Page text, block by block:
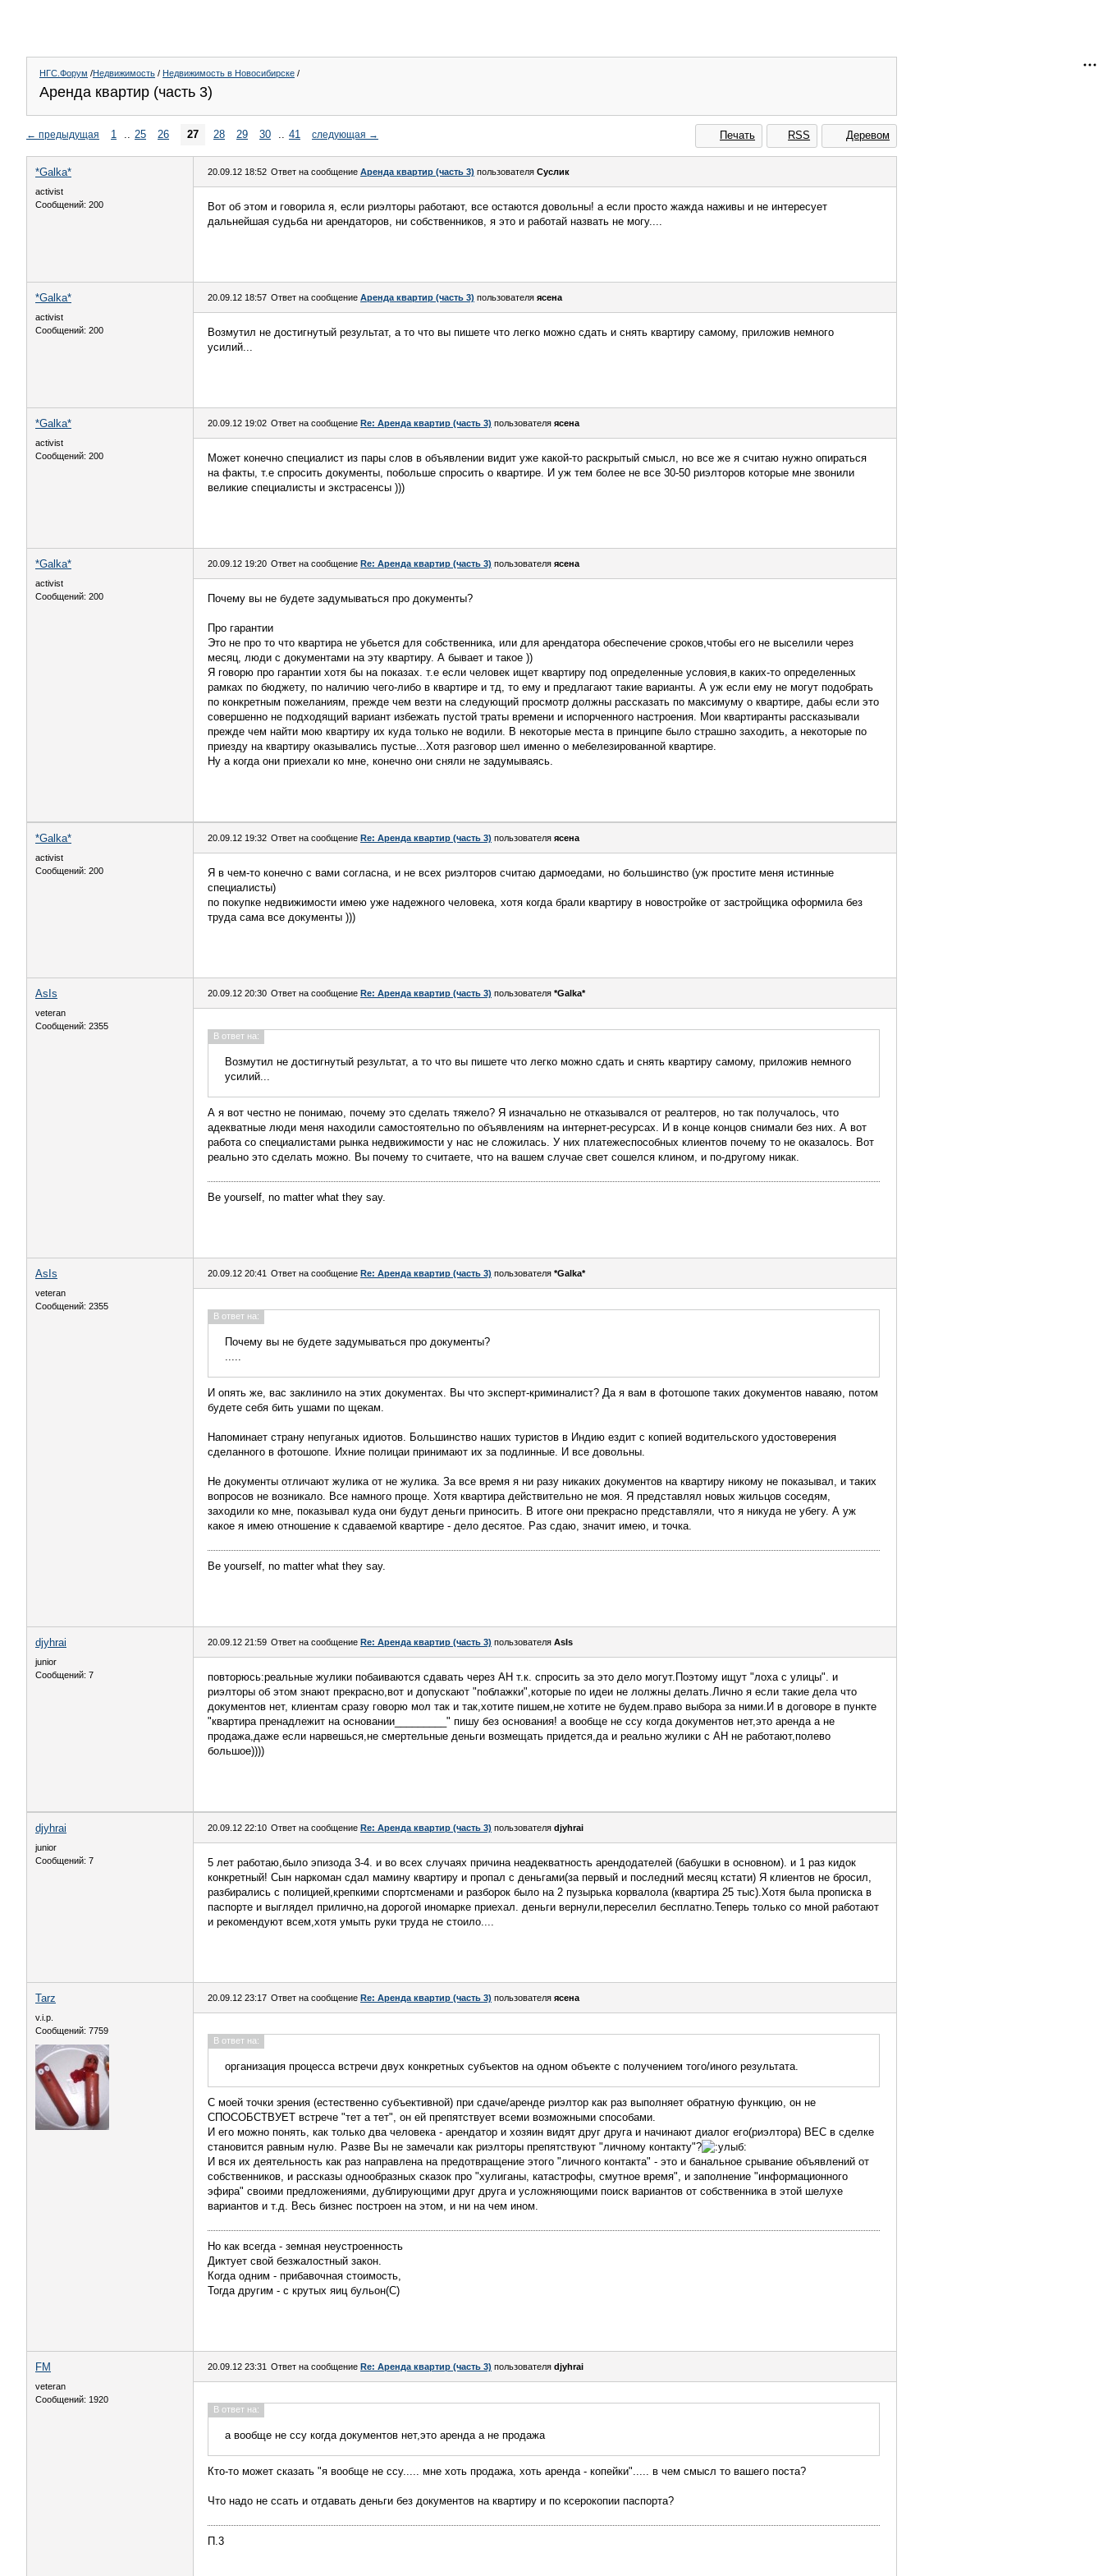
НГС.Форум /Недвижимость / Недвижимость в Новосибирске /
Аренда квартир (часть 3)
Печать RSS Деревом
← предыдущая 1 .. 25 26 27 28 29 30 .. 41 следующая →
*Galka*
activist
Сообщений: 200
20.09.12 18:52 Ответ на сообщение Аренда квартир (часть 3) пользователя Суслик
Вот об этом и говорила я, если риэлторы работают, все остаются довольны! а если просто жажда наживы и не интересует
дальнейшая судьба ни арендаторов, ни собственников, я это и работай назвать не могу....
*Galka*
activist
Сообщений: 200
20.09.12 18:57 Ответ на сообщение Аренда квартир (часть 3) пользователя ясена
Возмутил не достигнутый результат, а то что вы пишете что легко можно сдать и снять квартиру самому, приложив немного
усилий...
*Galka*
activist
Сообщений: 200
20.09.12 19:02 Ответ на сообщение Re: Аренда квартир (часть 3) пользователя ясена
Может конечно специалист из пары слов в объявлении видит уже какой-то раскрытый смысл, но все же я считаю нужно опираться
на факты, т.е спросить документы, побольше спросить о квартире. И уж тем более не все 30-50 риэлторов которые мне звонили
великие специалисты и экстрасенсы )))
*Galka*
activist
Сообщений: 200
20.09.12 19:20 Ответ на сообщение Re: Аренда квартир (часть 3) пользователя ясена
Почему вы не будете задумываться про документы?
Про гарантии
Это не про то что квартира не убьется для собственника, или для арендатора обеспечение сроков,чтобы его не выселили через
месяц, люди с документами на эту квартиру. А бывает и такое ))
Я говорю про гарантии хотя бы на показах. т.е если человек ищет квартиру под определенные условия,в каких-то определенных
рамках по бюджету, по наличию чего-либо в квартире и тд, то ему и предлагают такие варианты. А уж если ему не могут подобрать
по конкретным пожеланиям, прежде чем везти на следующий просмотр должны рассказать по максимуму о квартире, дабы если это
совершенно не подходящий вариант избежать пустой траты времени и испорченного настроения. Мои квартиранты рассказывали
прежде чем найти мою квартиру их куда только не водили. В некоторые места в принципе было страшно заходить, а некоторые по
приезду на квартиру оказывались пустые...Хотя разговор шел именно о мебелезированной квартире.
Ну а когда они приехали ко мне, конечно они сняли не задумываясь.
*Galka*
activist
Сообщений: 200
20.09.12 19:32 Ответ на сообщение Re: Аренда квартир (часть 3) пользователя ясена
Я в чем-то конечно с вами согласна, и не всех риэлторов считаю дармоедами, но большинство (уж простите меня истинные
специалисты)
по покупке недвижимости имею уже надежного человека, хотя когда брали квартиру в новостройке от застройщика оформила без
труда сама все документы )))
AsIs
veteran
Сообщений: 2355
20.09.12 20:30 Ответ на сообщение Re: Аренда квартир (часть 3) пользователя *Galka*
В ответ на:
Возмутил не достигнутый результат, а то что вы пишете что легко можно сдать и снять квартиру самому, приложив немного
усилий...
А я вот честно не понимаю, почему это сделать тяжело? Я изначально не отказывался от реалтеров, но так получалось, что
адекватные люди меня находили самостоятельно по объявлениям на интернет-ресурсах. И в конце концов снимали без них. А вот
работа со специалистами рынка недвижимости у нас не сложилась. У них платежеспособных клиентов почему то не оказалось. Вот
реально это сделать можно. Вы почему то считаете, что на вашем случае свет сошелся клином, и по-другому никак.
Be yourself, no matter what they say.
AsIs
veteran
Сообщений: 2355
20.09.12 20:41 Ответ на сообщение Re: Аренда квартир (часть 3) пользователя *Galka*
В ответ на:
Почему вы не будете задумываться про документы?
.....
И опять же, вас заклинило на этих документах. Вы что эксперт-криминалист? Да я вам в фотошопе таких документов наваяю, потом
будете себя бить ушами по щекам.
Напоминает страну непуганых идиотов. Большинство наших туристов в Индию ездит с копией водительского удостоверения
сделанного в фотошопе. Ихние полицаи принимают их за подлинные. И все довольны.
Не документы отличают жулика от не жулика. За все время я ни разу никаких документов на квартиру никому не показывал, и таких
вопросов не возникало. Все намного проще. Хотя квартира действительно не моя. Я представлял новых жильцов соседям,
заходили ко мне, показывал куда они будут деньги приносить. В итоге они прекрасно представляли, что я никуда не убегу. А уж
какое я имею отношение к сдаваемой квартире - дело десятое. Раз сдаю, значит имею, и точка.
Be yourself, no matter what they say.
djyhrai
junior
Сообщений: 7
20.09.12 21:59 Ответ на сообщение Re: Аренда квартир (часть 3) пользователя AsIs
повторюсь:реальные жулики побаиваются сдавать через АН т.к. спросить за это дело могут.Поэтому ищут "лоха с улицы". и
риэлторы об этом знают прекрасно,вот и допускают "поблажки",которые по идеи не лолжны делать.Лично я если такие дела что
документов нет, клиентам сразу говорю мол так и так,хотите пишем,не хотите не будем.право выбора за ними.И в договоре в пункте
"квартира пренадлежит на основании_________" пишу без основания! а вообще не ссу когда документов нет,это аренда а не
продажа,даже если нарвешься,не смертельные деньги возмещать придется,да и реально жулики с АН не работают,полево
большое))))
djyhrai
junior
Сообщений: 7
20.09.12 22:10 Ответ на сообщение Re: Аренда квартир (часть 3) пользователя djyhrai
5 лет работаю,было эпизода 3-4. и во всех случаях причина неадекватность арендодателей (бабушки в основном). и 1 раз кидок
конкретный! Сын наркоман сдал мамину квартиру и пропал с деньгами(за первый и последний месяц кстати) Я клиентов не бросил,
разбирались с полицией,крепкими спортсменами и разборок было на 2 пузырька корвалола (квартира 25 тыс).Хотя была прописка в
паспорте и выглядел прилично,на дорогой иномарке приехал. деньги вернули,переселил бесплатно.Теперь только со мной работают
и рекомендуют всем,хотя умыть руки труда не стоило....
Tarz
v.i.p.
Сообщений: 7759
20.09.12 23:17 Ответ на сообщение Re: Аренда квартир (часть 3) пользователя ясена
В ответ на:
организация процесса встречи двух конкретных субъектов на одном объекте с получением того/иного результата.
С моей точки зрения (естественно субъективной) при сдаче/аренде риэлтор как раз выполняет обратную функцию, он не
СПОСОБСТВУЕТ встрече "тет а тет", он ей препятствует всеми возможными способами.
И его можно понять, как только два человека - арендатор и хозяин видят друг друга и начинают диалог его(риэлтора) ВЕС в сделке
становится равным нулю. Разве Вы не замечали как риэлторы препятствуют "личному контакту"?
И вся их деятельность как раз направлена на предотвращение этого "личного контакта" - это и банальное срывание объявлений от
собственников, и рассказы однообразных сказок про "хулиганы, катастрофы, смутное время", и заполнение "информационного
эфира" своими предложениями, дублирующими друг друга и усложняющими поиск вариантов от собственника в этой шелухе
вариантов и т.д. Весь бизнес построен на этом, и ни на чем ином.
Но как всегда - земная неустроенность
Диктует свой безжалостный закон.
Когда одним - прибавочная стоимость,
Тогда другим - с крутых яиц бульон(С)
FM
veteran
Сообщений: 1920
20.09.12 23:31 Ответ на сообщение Re: Аренда квартир (часть 3) пользователя djyhrai
В ответ на:
а вообще не ссу когда документов нет,это аренда а не продажа
Кто-то может сказать "я вообще не ссу..... мне хоть продажа, хоть аренда - копейки"..... в чем смысл то вашего поста?
Что надо не ссать и отдавать деньги без документов на квартиру и по ксерокопии паспорта?
П.3